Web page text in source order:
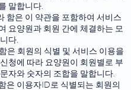
말합니다.
함은 이 약관을 포함하여 서비스
요양원과 회원 간에 체결하는 모
다.
은 회원의 식별 및 서비스 이용을
청에 따라 요양원이 회원별로 부
자와 숫자의 조합을 말합니다.
은 이용자ID로 식별되는 회원의